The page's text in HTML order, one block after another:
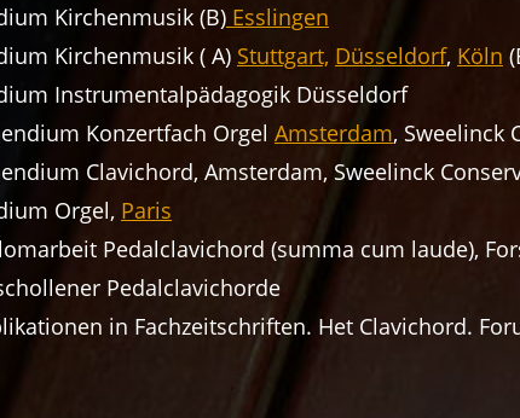
Kirchenmusik (B)Esslingen
Kirchenmusik ( A) Stuttgart, Düsseldorf, Köln
Instrumentalpädagogik Düsseldorf
Konzertfach Orgel Amsterdam, Sweelinck
Clavichord, Amsterdam, Sweelinck
Orgel, Paris
Pedalclavichord (summa cum laude),
Pedalclavichorde
in Fachzeitschriften. Het Clavichord.